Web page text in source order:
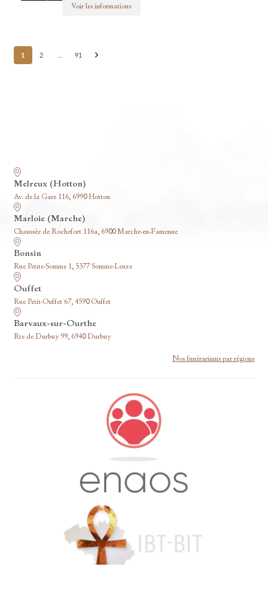
Voir les informations
Posts
pagination
1 2 91
Melreux (Hotton)
Av. de la Gare 116, 6990 Hotton
Marloie (Marche)
Chaussée de Rochefort 116a, 6900 Marche-en-Famenne
Bonsin
Rue Petite-Somme 1, 5377 Somme-Leuze
Ouffet
Rue Petit-Ouffet 67, 4590 Ouffet
Barvaux-sur-Ourthe
Rte de Durbuy 99, 6940 Durbuy
Nos funérariums par régions